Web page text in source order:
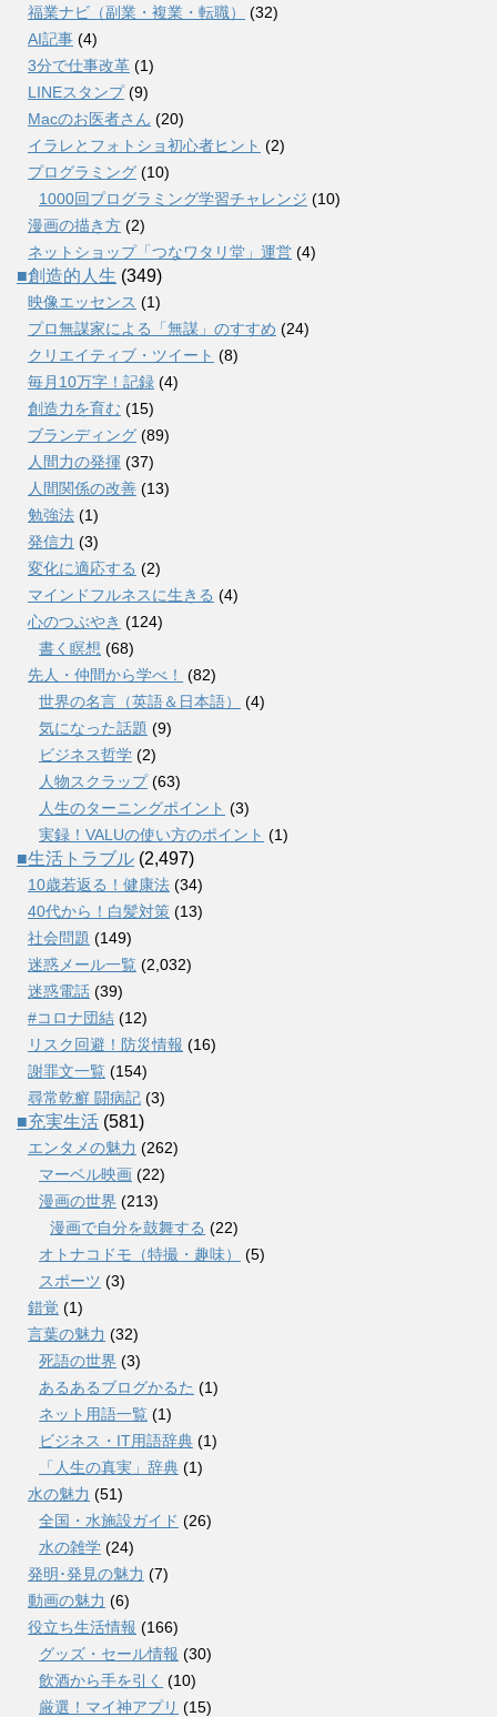
福業ナビ（副業・複業・転職）
(32)
AI記事 (4)
3分で仕事改革 (1)
LINEスタンプ(9)
Macのお医者さん (20)
イラレとフォトショ初心者ヒント (2)
プログラミング (10)
1000回プログラミング学習チャレンジ (10)
漫画の描き方 (2)
ネットショップ「つなワタリ堂」運営 (4)
■創造的人生 (349)
映像エッセンス (1)
プロ無謀家による「無謀」のすすめ (24)
クリエイティブ・ツイート (8)
毎月10万字！記録 (4)
創造力を育む (15)
ブランディング (89)
人間力の発揮 (37)
人間関係の改善 (13)
勉強法 (1)
発信力 (3)
変化に適応する (2)
マインドフルネスに生きる (4)
心のつぶやき (124)
書く瞑想 (68)
先人・仲間から学べ！
(82)
世界の名言（英語＆日本語）
(4)
気になった話題 (9)
ビジネス哲学 (2)
人物スクラップ(63)
人生のターニングポイント (3)
実録！VALUの使い方のポイント (1)
■生活トラブル (2,497)
10歳若返る！健康法 (34)
40代から！白髪対策 (13)
社会問題 (149)
迷惑メール一覧 (2,032)
迷惑電話 (39)
#コロナ団結 (12)
リスク回避！防災情報 (16)
謝罪文一覧 (154)
尋常乾癬 闘病記 (3)
■充実生活 (581)
エンタメの魅力 (262)
マーベル映画 (22)
漫画の世界 (213)
漫画で自分を鼓舞する (22)
オトナコドモ（特撮・趣味）
(5)
スポーツ (3)
錯覚 (1)
言葉の魅力 (32)
死語の世界 (3)
あるあるブログかるた (1)
ネット用語一覧 (1)
ビジネス・IT用語辞典 (1)
「人生の真実」辞典 (1)
水の魅力 (51)
全国・水施設ガイド (26)
水の雑学 (24)
発明･発見の魅力 (7)
動画の魅力 (6)
役立ち生活情報 (166)
グッズ・セール情報 (30)
飲酒から手を引く (10)
厳選！マイ神アプリ (15)